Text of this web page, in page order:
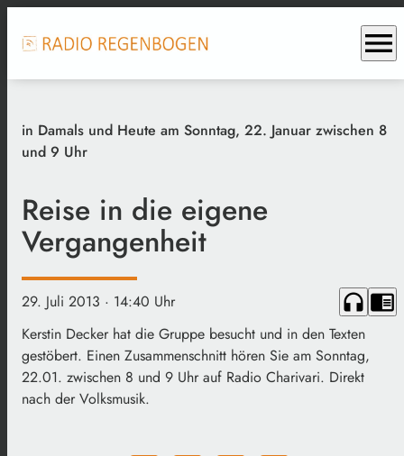
menu
in Damals und Heute am Sonntag, 22. Januar zwischen 8
und 9 Uhr
Reise in die eigene
Vergangenheit
29. Juli 2013 · 14:40 Uhr headphones chrome_reader_mode
Kerstin Decker hat die Gruppe besucht und in den Texten
gestöbert. Einen Zusammenschnitt hören Sie am Sonntag,
22.01. zwischen 8 und 9 Uhr auf Radio Charivari. Direkt
nach der Volksmusik.